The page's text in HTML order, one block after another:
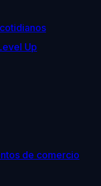
Up
de comercio